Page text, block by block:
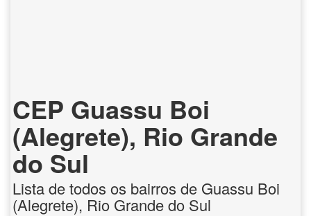
CEP Guassu Boi
(Alegrete), Rio Grande
do Sul
Lista de todos os bairros de Guassu Boi
(Alegrete), Rio Grande do Sul